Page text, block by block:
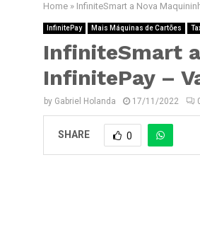
Home » InfiniteSmart a Nova
InfinitePay Mais Máquinas de Cartões
InfiniteSmart
InfinitePay –
by Gabriel Holanda 17/11/2022
SHARE 0